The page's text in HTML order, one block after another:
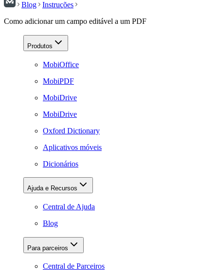
Blog
Instruções
Como adicionar um campo editável a um PDF
Produtos
MobiOffice
MobiPDF
MobiDrive
MobiDrive
Oxford Dictionary
Aplicativos móveis
Dicionários
Ajuda e Recursos
Central de Ajuda
Blog
Para parceiros
Central de Parceiros